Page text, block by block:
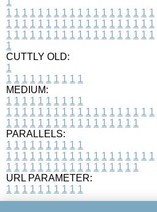
1 1 1 1 1 1 1 1 1 1 1 1 1 1 1 1 1 1 1
1 1 1 1 1 1 1 1 1 1 1 1 1 1 1 1 1 1 1
1 1 1 1 1 1 1 1 1 1 1 1 1 1 1 1 1 1 1
1
CUTTLY OLD:
1
1 1 1 1 1 1 1 1 1 1
MEDIUM:
1 1 1 1 1 1 1 1 1 1
1 1 1 1 1 1 1 1 1 1 1 1 1 1 1 1 1 1 1
1 1 1 1 1 1 1 1 1 1 1 1 1 1 1 1 1
PARALLELS:
1 1 1 1 1 1 1 1 1 1
1 1 1 1 1 1 1 1 1 1 1 1 1 1 1 1 1 1 1
1 1 1 1 1 1 1 1 1 1 1 1 1 1 1 1 1
URL PARAMETER:
1 1 1 1 1 1 1 1 1 1